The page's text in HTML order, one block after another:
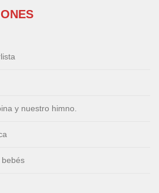
y nuestro himno.